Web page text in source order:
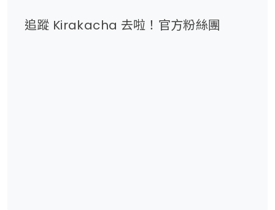
追蹤 Kirakacha 去啦！官方粉絲團